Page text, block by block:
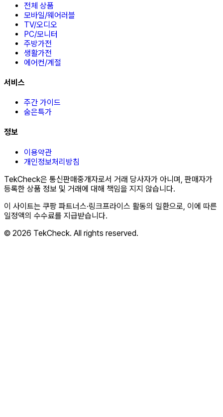
전체 상품
모바일/웨어러블
TV/오디오
PC/모니터
주방가전
생활가전
에어컨/계절
서비스
주간 가이드
숨은특가
정보
이용약관
개인정보처리방침
TekCheck은 통신판매중개자로서 거래 당사자가 아니며, 판매자가
등록한 상품 정보 및 거래에 대해 책임을 지지 않습니다.
이 사이트는 쿠팡 파트너스·링크프라이스 활동의 일환으로, 이에 따른
일정액의 수수료를 지급받습니다.
© 2026 TekCheck. All rights reserved.